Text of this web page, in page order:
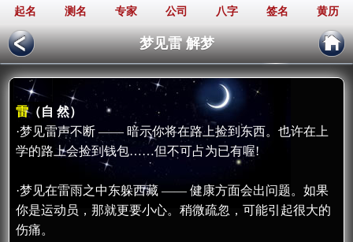
起名 测名 专家 公司 八字 签名 黄历
梦见雷 解梦
雷（自 然）
·梦见雷声不断 —— 暗示你将在路上捡到东西。也许在上
学的路上会捡到钱包……但不可占为已有喔!
·梦见在雷雨之中东躲西藏 —— 健康方面会出问题。如果
你是运动员，那就更要小心。稍微疏忽，可能引起很大的
伤痛。